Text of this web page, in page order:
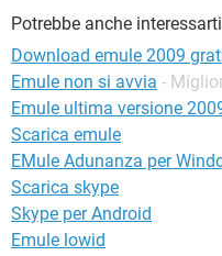
HARDWARE
Potrebbe anche
Download emule 2009
Emule non si avvia -
Emule ultima versione
Scarica emule
EMule Adunanza per
Scarica skype
Skype per Android
Emule lowid